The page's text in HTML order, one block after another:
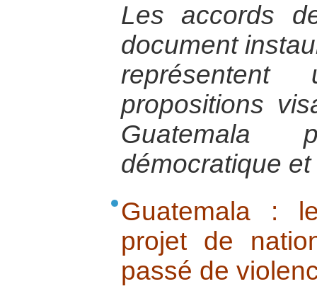
Les accords
document
propositions
démocratique
Guatemala :
projet de
passé de